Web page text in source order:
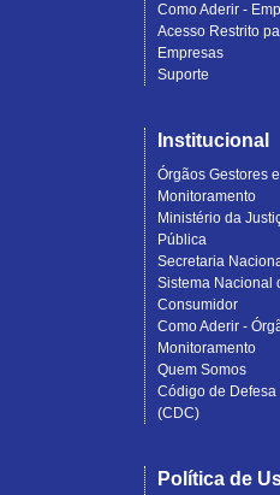
Como Aderir -
Acesso Restrito
Empresas
Suporte
Institucional
Órgãos Gestores
Monitoramento
Ministério da
Pública
Secretaria
Sistema Nacional
Consumidor
Como Aderir -
Monitoramento
Quem Somos
Código de
(CDC)
Política de